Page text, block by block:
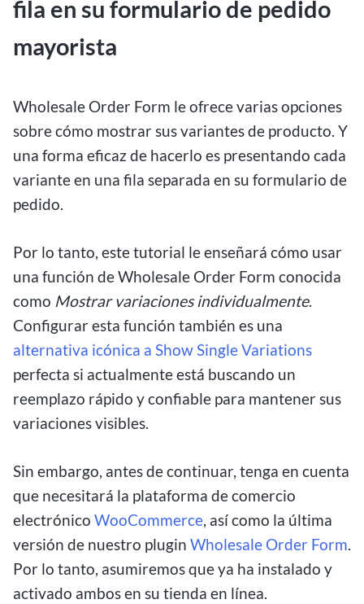
fila en su formulario de pedido
mayorista
Wholesale Order Form le ofrece varias opciones
sobre cómo mostrar sus variantes de producto. Y
una forma eficaz de hacerlo es presentando cada
variante en una fila separada en su formulario de
pedido.
Por lo tanto, este tutorial le enseñará cómo usar
una función de Wholesale Order Form conocida
como Mostrar variaciones individualmente.
Configurar esta función también es una
alternativa icónica a Show Single Variations
perfecta si actualmente está buscando un
reemplazo rápido y confiable para mantener sus
variaciones visibles.
Sin embargo, antes de continuar, tenga en cuenta
que necesitará la plataforma de comercio
electrónico WooCommerce, así como la última
versión de nuestro plugin Wholesale Order Form.
Por lo tanto, asumiremos que ya ha instalado y
activado ambos en su tienda en línea.